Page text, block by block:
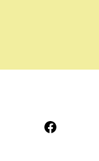
Facebook